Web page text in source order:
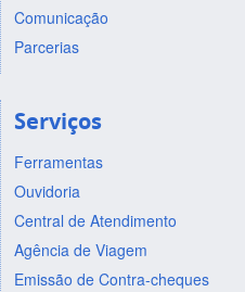
Comunicação
Parcerias
Serviços
Ferramentas
Ouvidoria
Central de Atendimento
Agência de Viagem
Emissão de Contra-cheques